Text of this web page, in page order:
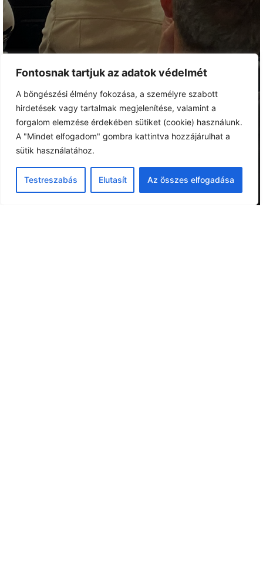
Fontosnak tartjuk az adatok védelmét
A böngészési élmény fokozása, a személyre szabott
hirdetések vagy tartalmak megjelenítése, valamint a
forgalom elemzése érdekében sütiket (cookie) használunk.
A "Mindet elfogadom" gombra kattintva hozzájárulhat a
sütik használatához.
Testreszabás Elutasít Az összes elfogadása